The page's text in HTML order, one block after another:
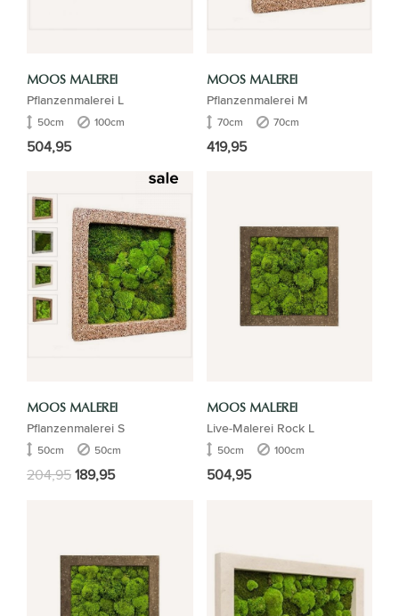
MOOS MALEREI
Pflanzenmalerei L
50cm 100cm
504,95
MOOS MALEREI
Pflanzenmalerei M
70cm 70cm
419,95
MOOS MALEREI
Pflanzenmalerei S
50cm 50cm
204,95189,95
MOOS MALEREI
Live-Malerei Rock L
50cm 100cm
504,95